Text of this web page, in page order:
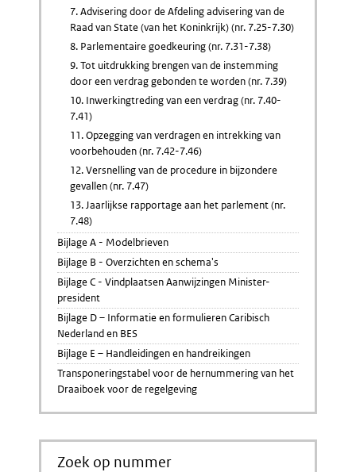
7. Advisering door de Afdeling advisering van de
Raad van State (van het Koninkrijk) (nr. 7.25-7.30)
8. Parlementaire goedkeuring (nr. 7.31-7.38)
9. Tot uitdrukking brengen van de instemming
door een verdrag gebonden te worden (nr. 7.39)
10. Inwerkingtreding van een verdrag (nr. 7.40-
7.41)
11. Opzegging van verdragen en intrekking van
voorbehouden (nr. 7.42-7.46)
12. Versnelling van de procedure in bijzondere
gevallen (nr. 7.47)
13. Jaarlijkse rapportage aan het parlement (nr.
7.48)
Bijlage A - Modelbrieven
Bijlage B - Overzichten en schema's
Bijlage C - Vindplaatsen Aanwijzingen Minister-
president
Bijlage D – Informatie en formulieren Caribisch
Nederland en BES
Bijlage E – Handleidingen en handreikingen
Transponeringstabel voor de hernummering van het
Draaiboek voor de regelgeving
Zoek op nummer